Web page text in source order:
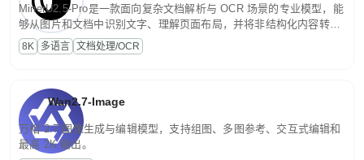
MinerU2.5-Pro是一款面向复杂文档解析与 OCR 场景的专业模型，能
够从图片和文档中识别文字、理解页面布局，并将非结构化内容转换
为便于存储、检索和二次处理的结构化结果。
8K 多语言 文档处理/OCR
Wan2.7-Image
万相 2.7 图像生成与编辑模型，支持组图、多图参考、交互式编辑和
最高 2K 输出。